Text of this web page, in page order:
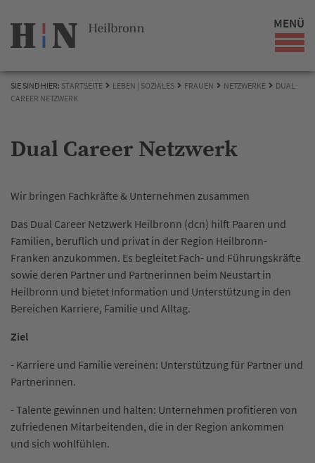
MENÜ
SIE SIND HIER: STARTSEITE LEBEN | SOZIALES FRAUEN NETZWERKE
DUAL
CAREER NETZWERK
Dual Career Netzwerk
Wir bringen Fachkräfte & Unternehmen zusammen
Das Dual Career Netzwerk Heilbronn (dcn) hilft Paaren und
Familien, beruflich und privat in der Region Heilbronn-
Franken anzukommen. Es begleitet Fach- und Führungskräfte
sowie deren Partner und Partnerinnen beim Neustart in
Heilbronn und bietet Information und Unterstützung in den
Bereichen Karriere, Familie und Alltag.
Ziel
- Karriere und Familie vereinen: Unterstützung für Partner und
Partnerinnen.
- Talente gewinnen und halten: Unternehmen profitieren von
zufriedenen Mitarbeitenden, die in der Region ankommen
und sich wohlfühlen.